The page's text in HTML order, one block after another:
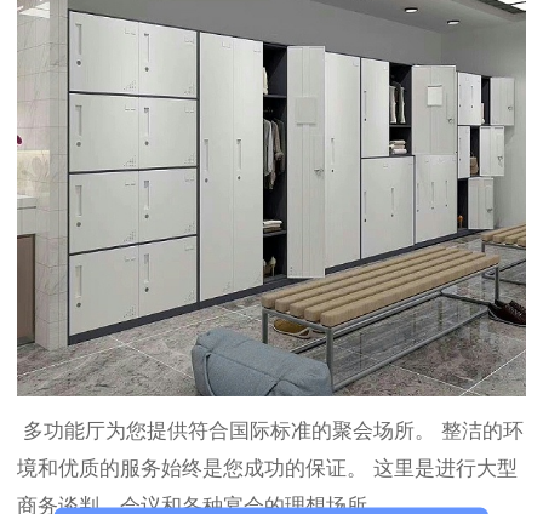
多功能厅为您提供符合国际标准的聚会场所。 整洁的环
境和优质的服务始终是您成功的保证。 这里是进行大型
商务谈判，会议和各种宴会的理想场所。